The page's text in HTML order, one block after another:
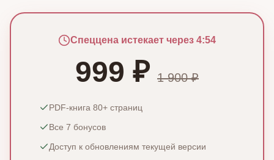
Спеццена истекает через 4:52
999 ₽ 1 900₽
PDF‑книга 80+ страниц
Все 7 бонусов
Доступ к обновлениям текущей версии